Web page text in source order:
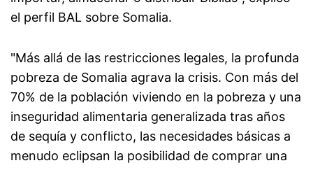
el perfil BAL sobre Somalia.
"Más allá de las restricciones legales, la profunda
pobreza de Somalia agrava la crisis. Con más del
70% de la población viviendo en la pobreza y una
inseguridad alimentaria generalizada tras años
de sequía y conflicto, las necesidades básicas a
menudo eclipsan la posibilidad de comprar una